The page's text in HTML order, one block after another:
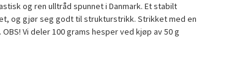
og ren ulltråd spunnet i Danmark. Et stabilt
og gjør seg godt til strukturstrikk. Strikket med en
Vi deler 100 grams hesper ved kjøp av 50 g